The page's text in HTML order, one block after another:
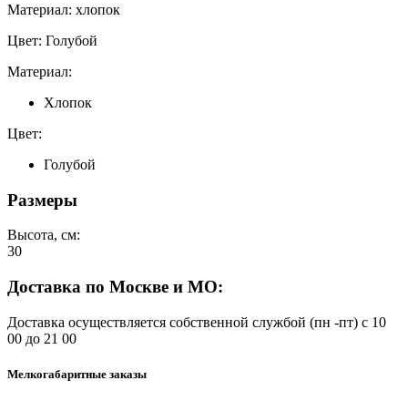
Материал: хлопок
Цвет: Голубой
Материал:
Хлопок
Цвет:
Голубой
Размеры
Высота, см:
30
Доставка по Москве и МО:
Доставка осуществляется собственной службой (пн -пт) с 10
00 до 21 00
Мелкогабаритные заказы